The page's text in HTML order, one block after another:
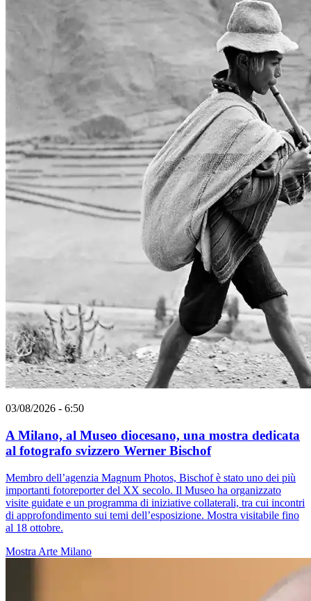
03/08/2026 - 6:50
A Milano, al Museo diocesano, una mostra dedicata
al fotografo svizzero Werner Bischof
Membro dell’agenzia Magnum Photos, Bischof è stato uno dei più
importanti fotoreporter del XX secolo. Il Museo ha organizzato
visite guidate e un programma di iniziative collaterali, tra cui incontri
di approfondimento sui temi dell’esposizione. Mostra visitabile fino
al 18 ottobre.
Mostra Arte Milano